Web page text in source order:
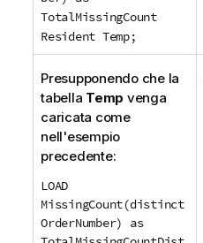
TotalMissingCount
Resident Temp;
Presupponendo che la
tabella Temp venga
caricata come
nell'esempio
precedente:
LOAD
MissingCount(distinct
OrderNumber) as